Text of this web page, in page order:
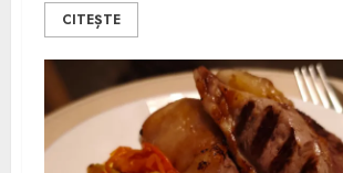
CITEȘTE